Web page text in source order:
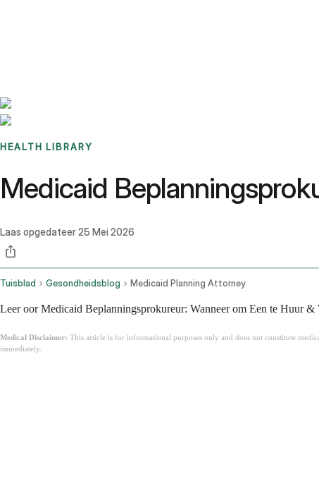
HEALTH LIBRARY
Medicaid
Laas opgedateer25 Mei 2026
Tuisblad Gesondheidsblog Medicaid Planning Attorney
Leer oor Medicaid Beplanningsprokureur: Wanneer om Een te Huur
Medical Disclaimer: This article is for informational purposes only and does not constitute
immediately.